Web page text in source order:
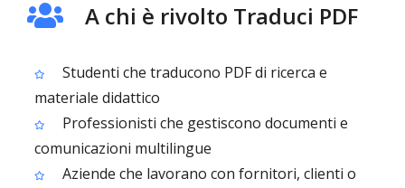
A chi è rivolto Traduci PDF
Studenti che traducono PDF di ricerca e
materiale didattico
Professionisti che gestiscono documenti e
comunicazioni multilingue
Aziende che lavorano con fornitori, clienti o